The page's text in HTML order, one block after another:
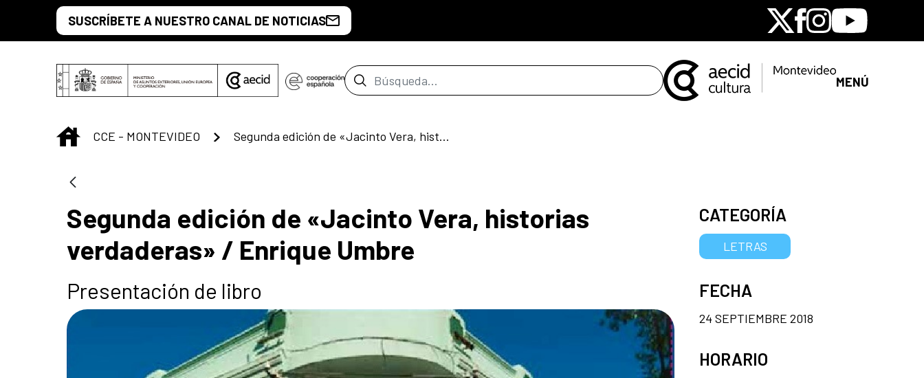
Saltar al contenido principal
SUSCRÍBETE A NUESTRO CANAL DE NOTICIAS X Facebook
Instagram
Youtube
Barra de búsqueda MENÚ
INICIO
CCE - MONTEVIDEO Segunda edición de «Jacinto Vera, historias verdaderas» / Enrique Umbre
Segunda edición de «Jacinto Vera, historias
verdaderas» / Enrique Umbre
Presentación de libro
CATEGORÍA
LETRAS
FECHA
24 SEPTIEMBRE 2018
HORARIO